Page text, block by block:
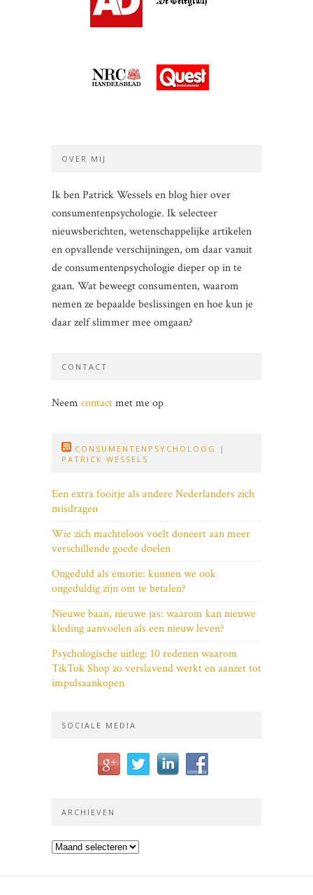
OVER MIJ
Ik ben Patrick Wessels en blog hier over
consumentenpsychologie. Ik selecteer
nieuwsberichten, wetenschappelijke artikelen
en opvallende verschijningen, om daar vanuit
de consumentenpsychologie dieper op in te
gaan. Wat beweegt consumenten, waarom
nemen ze bepaalde beslissingen en hoe kun je
daar zelf slimmer mee omgaan?
CONTACT
Neem contactmet me op
CONSUMENTENPSYCHOLOOG |
PATRICK WESSELS
Een extra fooitje als andere Nederlanders zich
misdragen
Wie zich machteloos voelt doneert aan meer
verschillende goede doelen
Ongeduld als emotie: kunnen we ook
ongeduldig zijn om te betalen?
Nieuwe baan, nieuwe jas: waarom kan nieuwe
kleding aanvoelen als een nieuw leven?
Psychologische uitleg: 10 redenen waarom
TikTok Shop zo verslavend werkt en aanzet tot
impulsaankopen
SOCIALE MEDIA
ARCHIEVEN
Archieven